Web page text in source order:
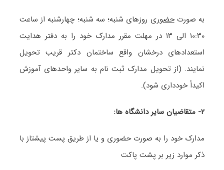
به صورتحضوری روزهای شنبه؛ سه شنبه؛ چهارشنبه از ساعت
۱۰:۳۰ الی ۱۳ در مهلت مقرر مدارک خود را به دفتر هدایت
استعدادهای درخشان واقع ساختمان دکتر قریب تحویل
نمایند. (از تحویل مدارک ثبت نام به سایر واحدهای آموزش
اکیداً خودداری شود).
۲- متقاضیان سایر دانشگاه ها:
مدارک خود را به صورت حضوری و یا از طریق پست پیشتاز با
ذکر موارد زیر بر پشت پاکت